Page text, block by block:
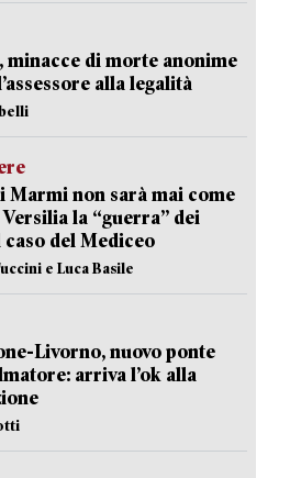
minacce di morte anonime
alla legalità
Marmi non sarà mai come
la “guerra” dei
del Mediceo
e Luca Basile
Livorno, nuovo ponte
arriva l’ok alla